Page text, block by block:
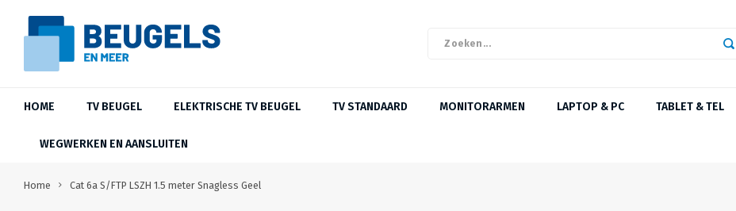
HOME TV BEUGEL ELEKTRISCHE TV BEUGEL TV STANDAARD MONITORARMEN LAPTOP & PC TABLET & TEL
WEGWERKEN EN AANSLUITEN
Home Cat 6a S/FTP LSZH 1.5 meter Snagless Geel